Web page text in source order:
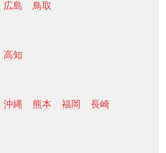
広島 鳥取
高知
沖縄 熊本 福岡
長崎